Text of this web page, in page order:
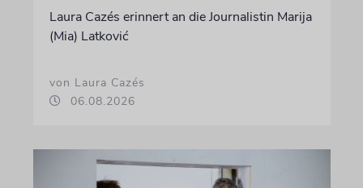
Laura Cazés erinnert an die Journalistin Marija
(Mia) Latković
von Laura Cazés
06.08.2026